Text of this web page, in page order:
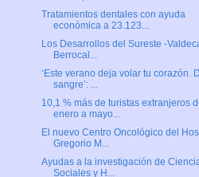
Tratamientos dentales con ayuda
económica a 23.123...
Los Desarrollos del Sureste -
Berrocal...
‘Este verano deja volar tu corazón.
sangre’: ...
10,1 % más de turistas extranjeros
enero a mayo...
El nuevo Centro Oncológico del
Gregorio M...
Ayudas a la investigación de
Sociales y H...